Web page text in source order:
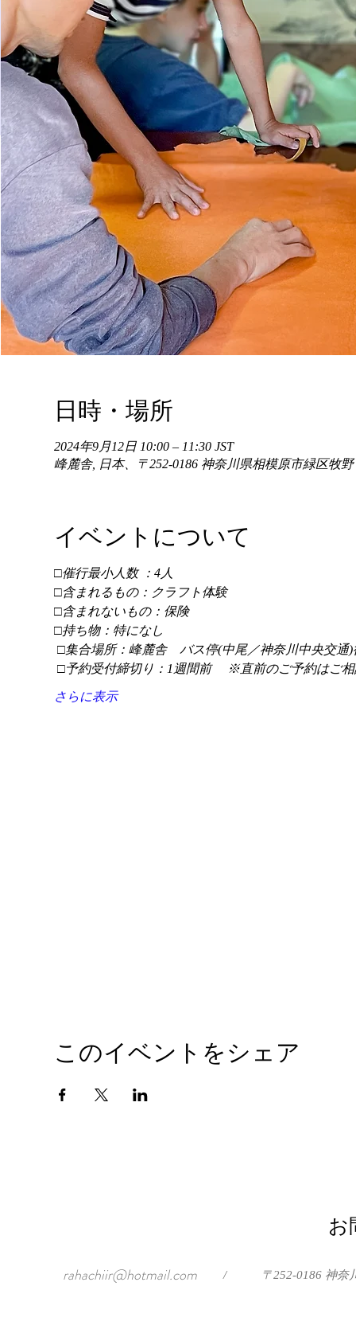
日時・場所
2024年9月12日 10:00 – 11:30 JST
峰麓舎, 日本、〒252-0186 神奈川県相模原市緑区牧
イベントについて
□催行最小人数 ：4人
□含まれるもの：クラフト体験
□含まれないもの：保険
□持ち物：特になし
□集合場所：峰麓舎　バス停(中尾／神奈川中央交通)
□予約受付締切り：1週間前 　※直前のご予約はご
さらに表示
このイベントをシェア
お
rahachiir@hotmail.com / 〒252-0186 神奈